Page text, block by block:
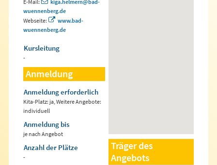
E-Mail:
kiga.helmern@bad-
wuennenberg.de
Webseite:
www.bad-
wuennenberg.de
Kursleitung
-
Anmeldung
Anmeldung erforderlich
Kita-Platz: ja, Weitere Angebote:
individuell
Anmeldung bis
je nach Angebot
Anzahl der Plätze
-
Träger des
Angebots